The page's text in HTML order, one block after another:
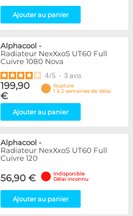
Ajouter au panier
Alphacool -
Radiateur NexXxoS UT60 Full
Cuivre 1080 Nova
4/5 - 3 avis
199,90
€
Rupture
1 à 2 semaines de délai
Ajouter au panier
Alphacool -
Radiateur NexXxoS UT60 Full
Cuivre 120
56,90 €
Indisponible
Délai inconnu
Ajouter au panier